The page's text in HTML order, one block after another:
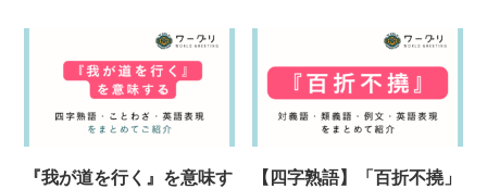
『我が道を行く』を意味す
【四字熟語】「百折不撓」